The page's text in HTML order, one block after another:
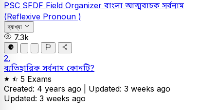
PSC SFDF Field Organizer বাংলা আত্মবাচক সর্বনাম
(Reflexive Pronoun )
ব্যাখ্যা
7.3k
2.
ব্যতিহারিক সর্বনাম কোনটি?
5 Exams
Created: 4 years ago | Updated: 3 weeks ago
Updated: 3 weeks ago